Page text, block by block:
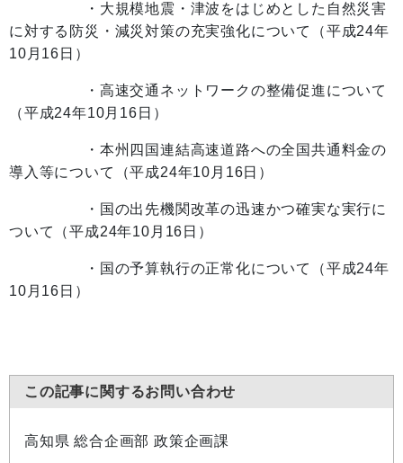
・大規模地震・津波をはじめとした自然災害
に対する防災・減災対策の充実強化について（平成24年
10月16日）
・高速交通ネットワークの整備促進について
（平成24年10月16日）
・本州四国連結高速道路への全国共通料金の
導入等について（平成24年10月16日）
・国の出先機関改革の迅速かつ確実な実行に
ついて（平成24年10月16日）
・国の予算執行の正常化について（平成24年
10月16日）
この記事に関するお問い合わせ
高知県 総合企画部 政策企画課